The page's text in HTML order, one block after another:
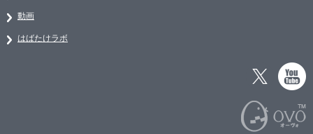
動画
はばたけラボ